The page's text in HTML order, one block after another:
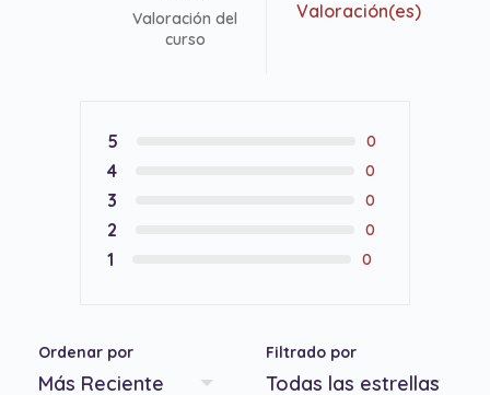
Valoración del
curso
Valoración(es)
5 0
4 0
3 0
2 0
1 0
Ordenar por Filtrado por